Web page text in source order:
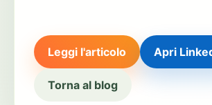
Leggi l'articolo Apri
Torna al blog